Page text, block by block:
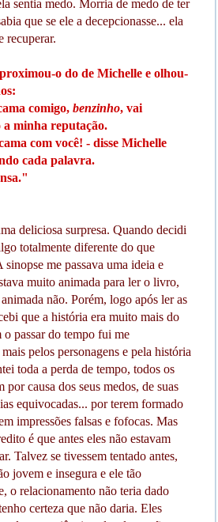
sentia medo. Morria de medo de ter
que se ele a decepcionasse... ela
recuperar.
o do de Michelle e olhou-
comigo, benzinho, vai
a minha reputação.
com você! - disse Michelle
cada palavra.
deliciosa surpresa. Quando decidi
totalmente diferente do que
me passava uma ideia e
muito animada para ler o livro,
não. Porém, logo após ler as
que a história era muito mais do
o passar do tempo fui me
pelos personagens e pela história
toda a perda de tempo, todos os
por causa dos seus medos, de suas
equivocadas... por terem formado
impressões falsas e fofocas. Mas
é que antes eles não estavam
Talvez se tivessem tentado antes,
jovem e insegura e ele tão
o relacionamento não teria dado
certeza que não daria. Eles